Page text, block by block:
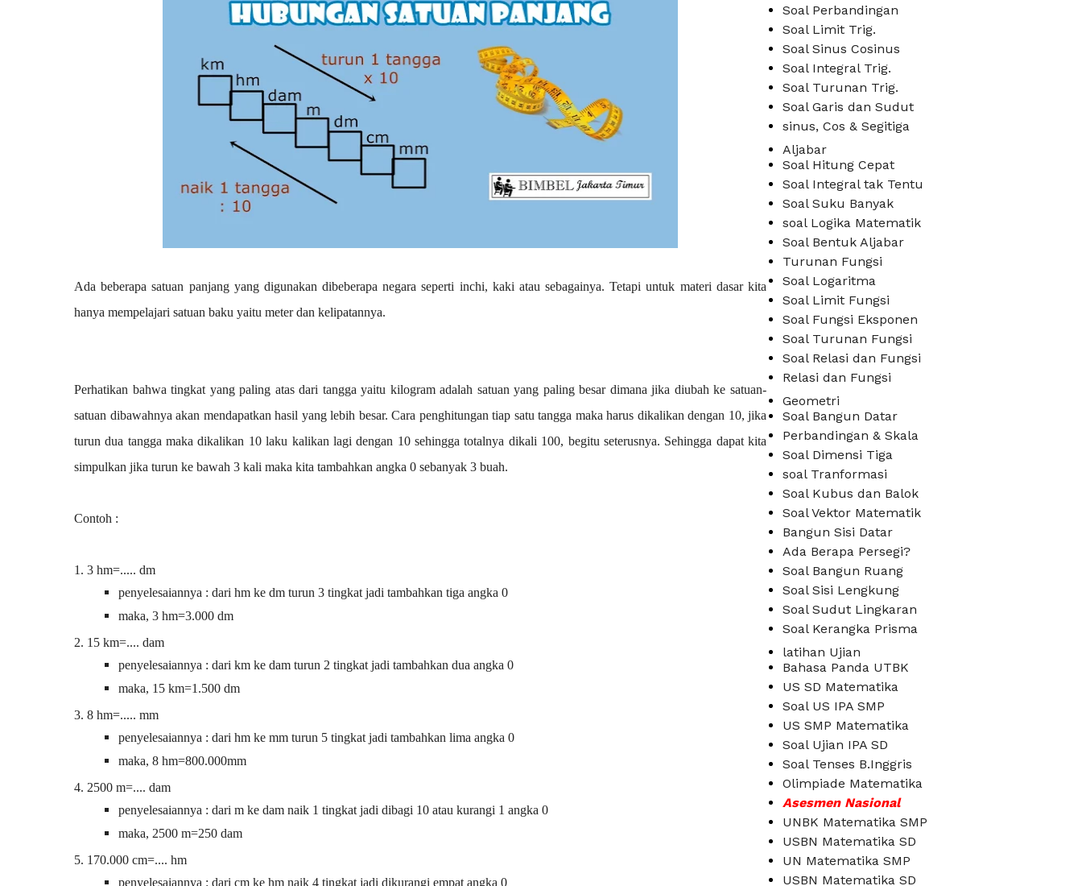
Ada beberapa satuan panjang yang digunakan dibeberapa negara seperti inchi, kaki atau sebagainya. Tetapi untuk materi dasar kita
hanya mempelajari satuan baku yaitu meter dan kelipatannya.
Perhatikan bahwa tingkat yang paling atas dari tangga yaitu kilogram adalah satuan yang paling besar dimana jika diubah ke satuan-
satuan dibawahnya akan mendapatkan hasil yang lebih besar. Cara penghitungan tiap satu tangga maka harus dikalikan dengan 10, jika
turun dua tangga maka dikalikan 10 laku kalikan lagi dengan 10 sehingga totalnya dikali 100, begitu seterusnya. Sehingga dapat kita
simpulkan jika turun ke bawah 3 kali maka kita tambahkan angka 0 sebanyak 3 buah.
Contoh :
1. 3 hm=..... dm
penyelesaiannya : dari hm ke dm turun 3 tingkat jadi tambahkan tiga angka 0
maka, 3 hm=3.000 dm
2. 15 km=.... dam
penyelesaiannya : dari km ke dam turun 2 tingkat jadi tambahkan dua angka 0
maka, 15 km=1.500 dm
3. 8 hm=..... mm
penyelesaiannya : dari hm ke mm turun 5 tingkat jadi tambahkan lima angka 0
maka, 8 hm=800.000mm
4. 2500 m=.... dam
penyelesaiannya : dari m ke dam naik 1 tingkat jadi dibagi 10 atau kurangi 1 angka 0
maka, 2500 m=250 dam
5. 170.000 cm=.... hm
penyelesaiannya : dari cm ke hm naik 4 tingkat jadi dikurangi empat angka 0
Soal Perbandingan
Soal Limit Trig.
Soal Sinus Cosinus
Soal Integral Trig.
Soal Turunan Trig.
Soal Garis dan Sudut
sinus, Cos & Segitiga
Aljabar
Soal Hitung Cepat
Soal Integral tak Tentu
Soal Suku Banyak
soal Logika Matematik
Soal Bentuk Aljabar
Turunan Fungsi
Soal Logaritma
Soal Limit Fungsi
Soal Fungsi Eksponen
Soal Turunan Fungsi
Soal Relasi dan Fungsi
Relasi dan Fungsi
Geometri
Soal Bangun Datar
Perbandingan & Skala
Soal Dimensi Tiga
soal Tranformasi
Soal Kubus dan Balok
Soal Vektor Matematik
Bangun Sisi Datar
Ada Berapa Persegi?
Soal Bangun Ruang
Soal Sisi Lengkung
Soal Sudut Lingkaran
Soal Kerangka Prisma
latihan Ujian
Bahasa Panda UTBK
US SD Matematika
Soal US IPA SMP
US SMP Matematika
Soal Ujian IPA SD
Soal Tenses B.Inggris
Olimpiade Matematika
Asesmen Nasional
UNBK Matematika SMP
USBN Matematika SD
UN Matematika SMP
USBN Matematika SD